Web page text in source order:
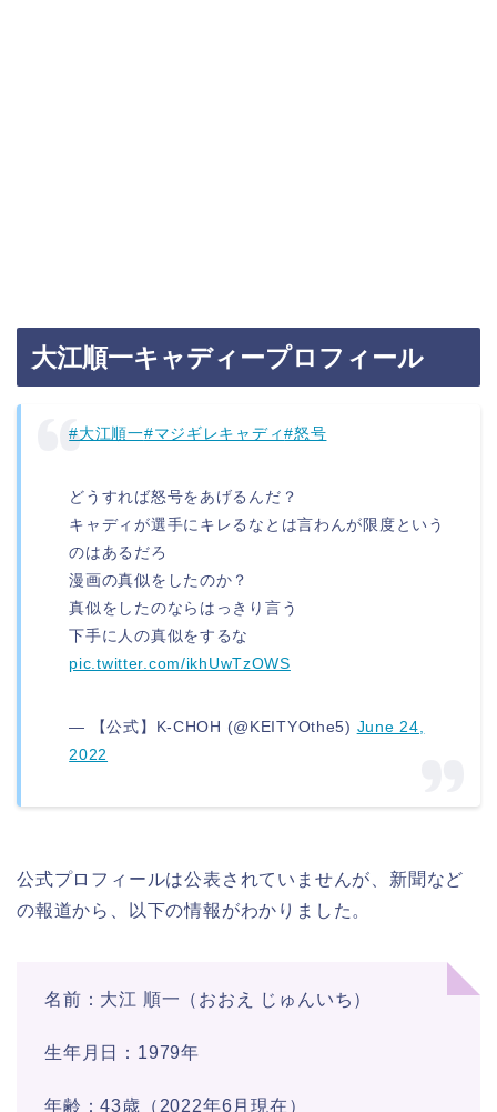
大江順一キャディープロフィール
#大江順一#マジギレキャディ#怒号
どうすれば怒号をあげるんだ？
キャディが選手にキレるなとは言わんが限度という
のはあるだろ
漫画の真似をしたのか？
真似をしたのならはっきり言う
下手に人の真似をするな
pic.twitter.com/ikhUwTzOWS
— 【公式】K-CHOH (@KEITYOthe5) June 24,
2022
公式プロフィールは公表されていませんが、新聞など
の報道から、以下の情報がわかりました。
名前：大江 順一（おおえ じゅんいち）
生年月日：1979年
年齢：43歳（2022年6月現在）